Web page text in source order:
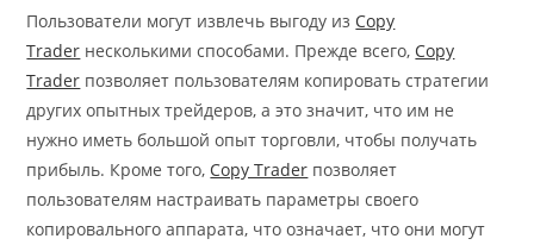
Пользователи могут извлечь выгоду из Copy
Trader несколькими способами. Прежде всего, Copy
Trader позволяет пользователям копировать стратегии
других опытных трейдеров, а это значит, что им не
нужно иметь большой опыт торговли, чтобы получать
прибыль. Кроме того, Copy Trader позволяет
пользователям настраивать параметры своего
копировального аппарата, что означает, что они могут